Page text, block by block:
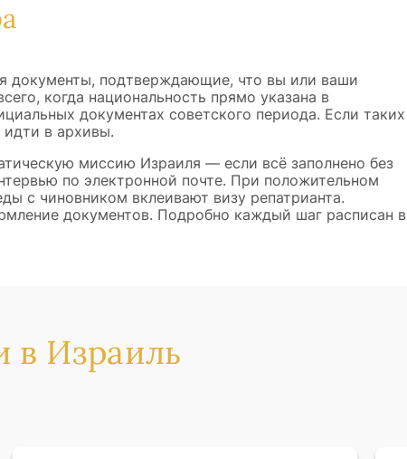
документы, подтверждающие, что вы или ваши
когда национальность прямо указана в
документах советского периода. Если таких
идти в архивы.
миссию Израиля — если всё заполнено без
по электронной почте. При положительном
с чиновником вклеивают визу репатрианта.
документов. Подробно каждый шаг расписан в
в Израиль